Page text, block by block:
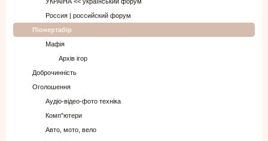
Россия | российский форум
Піонертабір
Мафія
Архів ігор
Доброчинність
Оголошення
Аудіо-відео-фото техніка
Комп"ютери
Авто, мото, вело